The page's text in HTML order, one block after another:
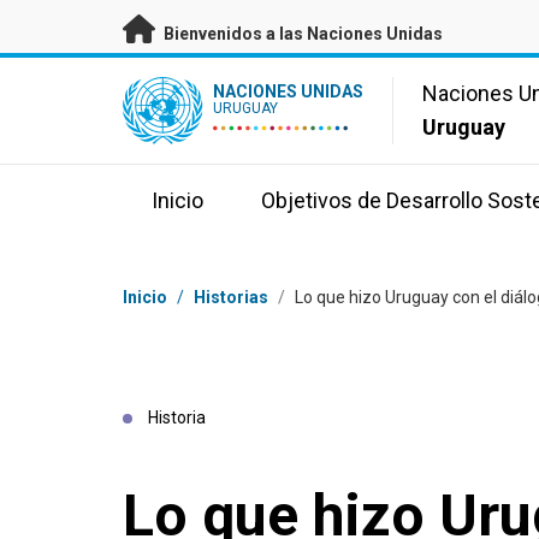
Saltar a contenido principal
Bienvenidos a las Naciones Unidas
UN Logo NACIONES UNIDAS
URUGUAY
Naciones
Uruguay
Inicio Objetivos de Desarrollo
Coordenadas dentro de la ruta de navegación
Inicio / Historias / Lo que hizo Uruguay con el
Historia
Lo que hizo